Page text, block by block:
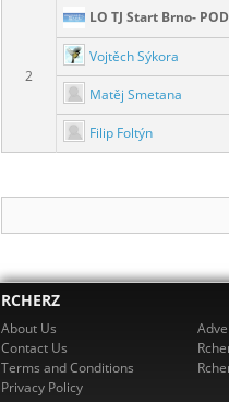
2
LO TJ Start Brno-
Vojtěch Sýkora
Matěj Smetana
Filip Foltýn
RCHERZ
About Us
Contact Us
Terms and Conditions
Privacy Policy